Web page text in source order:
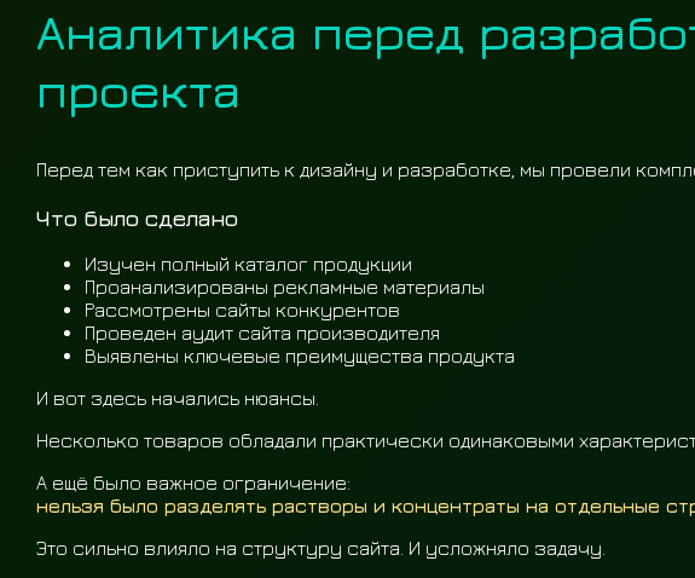
Аналитика перед
проекта
Перед тем как приступить к дизайну и разработке, мы провели
Что было сделано
Изучен полный каталог продукции
Проанализированы рекламные материалы
Рассмотрены сайты конкурентов
Проведен аудит сайта производителя
Выявлены ключевые преимущества продукта
И вот здесь начались нюансы.
Несколько товаров обладали практически одинаковыми
А ещё было важное ограничение:
нельзя было разделять растворы и концентраты на отдельные
Это сильно влияло на структуру сайта. И усложняло задачу.